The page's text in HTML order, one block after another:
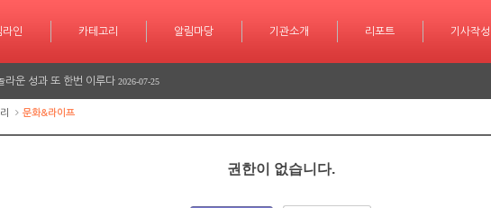
라인 카테고리
고리 알림마당
알림마당 기관소개
기관소개 리포트
리포트 기사작성
기사작성 제휴 · 채널
획도 인공지능 시대 2026-07-30
대피 소동 2026-07-08
문화&라이프
권한이 없습니다.